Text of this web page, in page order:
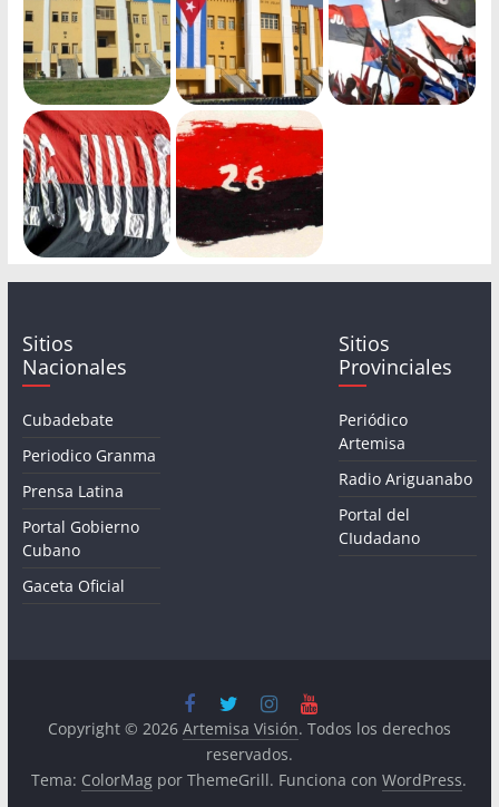
Sitios
Nacionales
Cubadebate
Periodico Granma
Prensa Latina
Portal Gobierno
Cubano
Gaceta Oficial
Sitios
Provinciales
Periódico
Artemisa
Radio Ariguanabo
Portal del
CIudadano
Copyright © 2026 Artemisa Visión. Todos los derechos
reservados.
Tema: ColorMag por ThemeGrill. Funciona conWordPress.